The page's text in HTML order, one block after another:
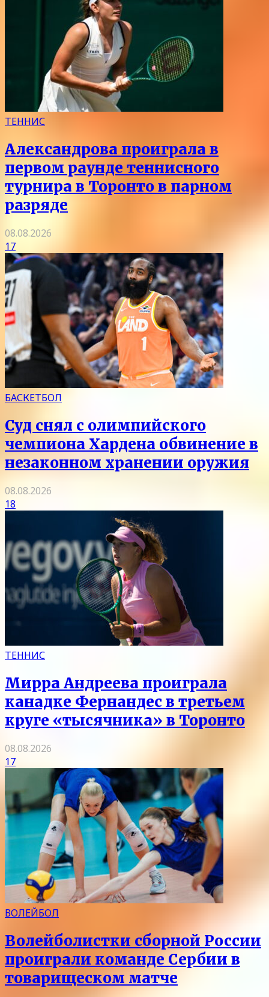
ТЕННИС
Александрова проиграла в
первом раунде теннисного
турнира в Торонто в парном
разряде
08.08.2026
17
БАСКЕТБОЛ
Суд снял с олимпийского
чемпиона Хардена обвинение в
незаконном хранении оружия
08.08.2026
18
ТЕННИС
Мирра Андреева проиграла
канадке Фернандес в третьем
круге «тысячника» в Торонто
08.08.2026
17
ВОЛЕЙБОЛ
Волейболистки сборной России
проиграли команде Сербии в
товарищеском матче